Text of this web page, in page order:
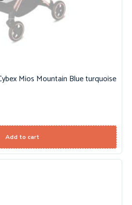
Mios Mountain Blue turquoise
Add to cart